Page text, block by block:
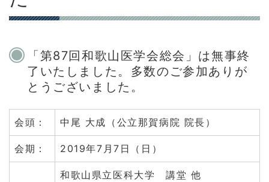
「第87回和歌山医学会総会」は無事終
了いたしました。多数のご参加ありが
とうございました。
会頭： 中尾 大成（公立那賀病院 院長）
会期： 2019年7月7日（日）
和歌山県立医科大学 講堂 他